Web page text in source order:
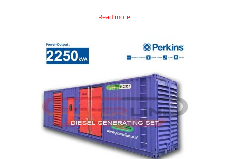
Read more